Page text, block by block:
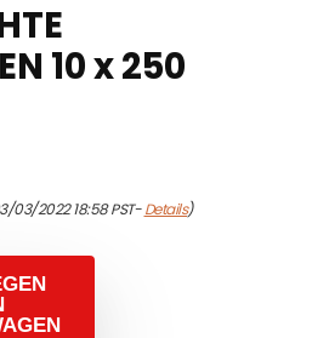
10 x 250
03/2022 18:58 PST-Details)